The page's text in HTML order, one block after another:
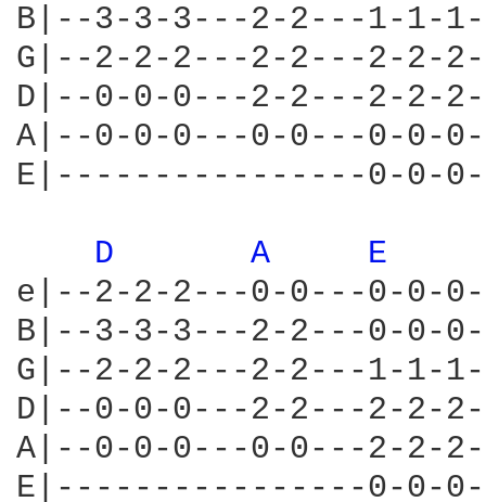
B|--3-3-3---2-2---1-1-
G|--2-2-2---2-2---2-2-
D|--0-0-0---2-2---2-2-
A|--0-0-0---0-0---0-0-
E|----------------0-0-
D A
E
e|--2-2-2---0-0---0-0-
B|--3-3-3---2-2---0-0-
G|--2-2-2---2-2---1-1-
D|--0-0-0---2-2---2-2-
A|--0-0-0---0-0---2-2-
E|----------------0-0-